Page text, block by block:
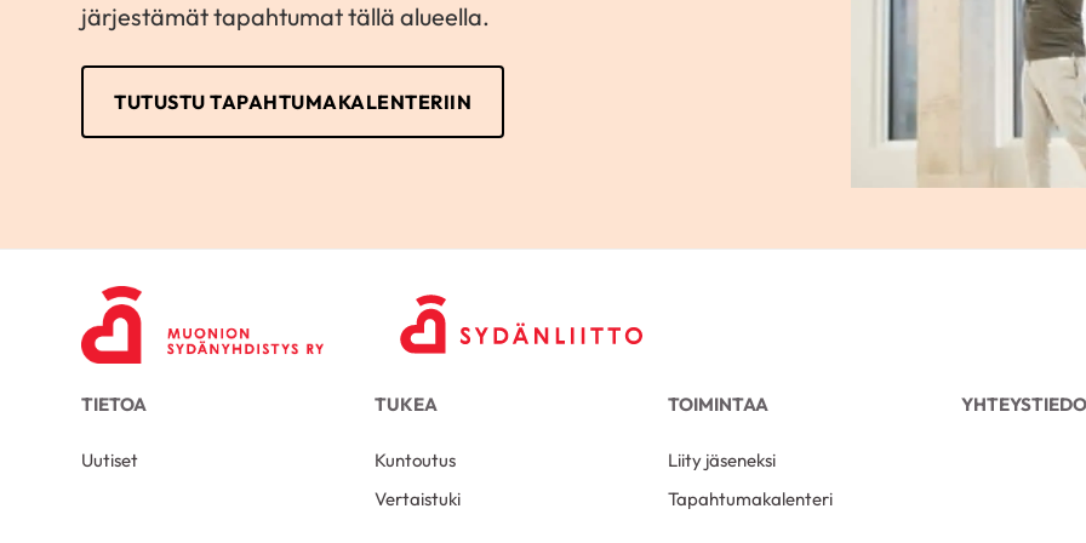
järjestämät tapahtumat tällä alueella.
TUTUSTU TAPAHTUMAKALENTERIIN
TIETOA
Uutiset
TUKEA
Kuntoutus
Vertaistuki
TOIMINTAA
Liity jäseneksi
Tapahtumakalenteri